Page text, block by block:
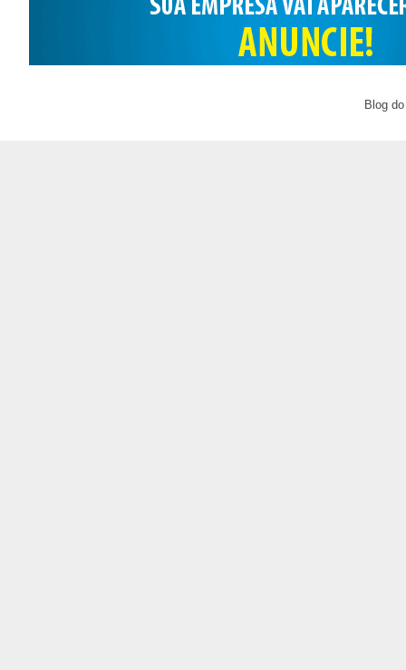
Blog